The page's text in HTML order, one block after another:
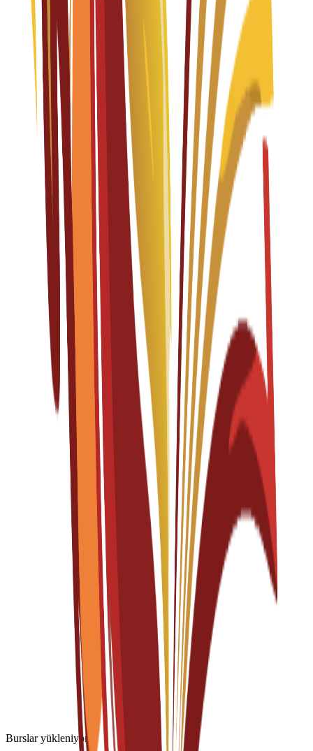
Spanish Fall 2026-2027
Başvurular açık
Öğrenim Ücreti
14,800
EUR
per year
4 years
Product Design
English Fall 2026-2027
Başvurular açık
Öğrenim Ücreti
15,300 EUR
4 years
Product Design
Spanish Fall 2026-2027 Başvurular açık
Öğrenim Ücreti
EUR
Yüksek Lisans 1 year
Strategic Design Management
English Fall 2026-2027 Başvurular açık
Öğrenim Ücreti
EUR
Transportation Design
Fall 2026-2027
Başvurular açık
Öğrenim Ücreti
Transportation Design
Fall 2026-2027
Başvurular açık
Burslar yükleniyor...